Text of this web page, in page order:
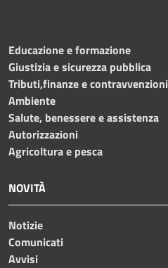
Educazione e formazione
Giustizia e sicurezza pubblica
Tributi,finanze e contravvenzioni
Ambiente
Salute, benessere e assistenza
Autorizzazioni
Agricoltura e pesca
NOVITÀ
Notizie
Comunicati
Avvisi